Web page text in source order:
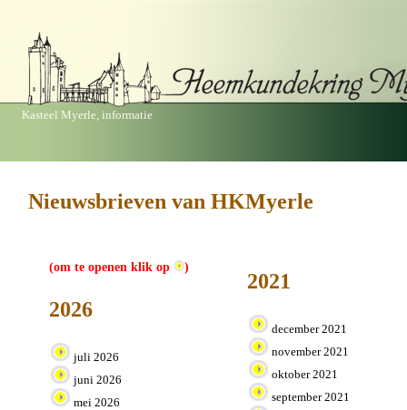
Kasteel Myerle, informatie
Nieuwsbrieven van HKMyerle
(om te openen klik op )
2026
juli 2026
juni 2026
mei 2026
2021
december 2021
november 2021
oktober 2021
september 2021